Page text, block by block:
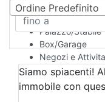
Camera d'Albergo
Multiproprietà
Palazzo/Stabile
Box/Garage
Negozi e
Qualsiasi
Attività/Licenza
Azienda Agricola
Ordine Predefinito
Siamo spiacenti!
immobile con